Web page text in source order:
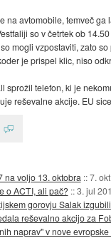
na avtomobile, temveč
so v četrtek ob 14.50
mogli vzpostaviti, zato
je prispel klic, niso
sprožil telefon, ki je
reševalne akcije. EU
na voljo 13. oktobra ::7.
o ACTI, ali pač? ::3. jul
gorovju Salak
reševalno akcijo za
naprav" v nove